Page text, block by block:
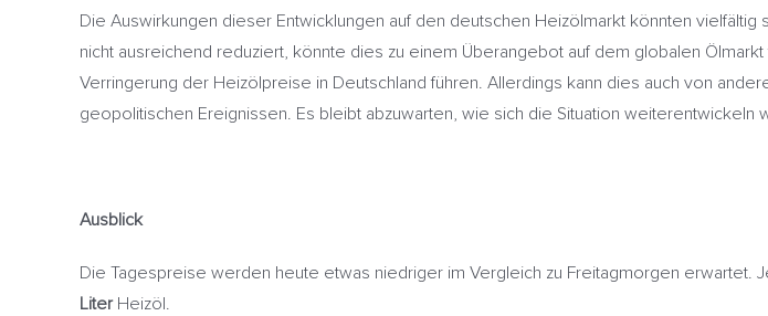
Die Auswirkungen dieser Entwicklungen auf den deutschen Heizölmarkt könnten
nicht ausreichend reduziert, könnte dies zu einem Überangebot auf dem globalen
Verringerung der Heizölpreise in Deutschland führen. Allerdings kann dies auch von
geopolitischen Ereignissen. Es bleibt abzuwarten, wie sich die Situation
Ausblick
Die Tagespreise werden heute etwas niedriger im Vergleich zu Freitagmorgen erwartet.
LiterHeizöl.